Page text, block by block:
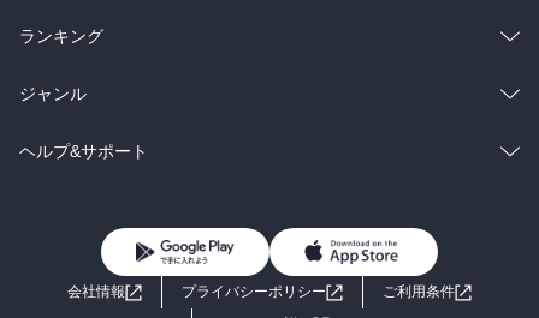
ム関連企業も加盟している団体だ。
タバコが人体に悪影響を与えると認識されて、抜本的な規制が行わ
80年を要した。「タバコを吸うと、肺がんリスクが数倍になりま
タバコ産業は全力で否定していた。ネットゲームは、いつになった
ら、そうなるのか？もしくは、ずっとならないのか？
既に、ネットゲーム依存患者の身体に起こる症状が、麻薬のそれと
雑誌・グラビア
BL・TL
ラノベ
雑誌・グラビア
BL・TL
総合
ラノベ
雑誌・グラビア
ランキング
総合
ラノベ
ジャンル
コミック
ライトノベル 男子向けラノベ
ヘルプ&サポート
よくあるご質問 お問い合わせ
会社情報 プライバシーポリシー
ご利用条件